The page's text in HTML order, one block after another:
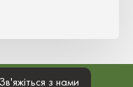
Зв'яжіться з нами